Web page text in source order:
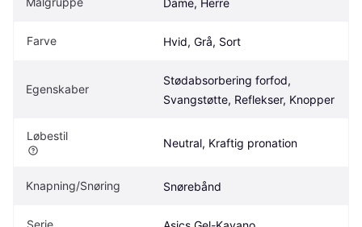
Farve Hvid, Grå, Sort
Egenskaber
Stødabsorbering forfod,
Svangstøtte, Reflekser, Knopper
Løbestil
Neutral, Kraftig pronation
Knapning/Snøring Snørebånd
Serie